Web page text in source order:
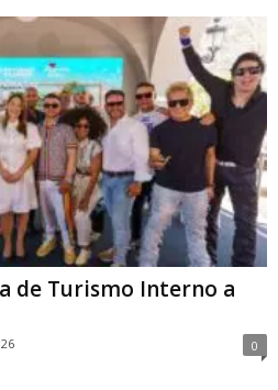
de Turismo Interno a
0